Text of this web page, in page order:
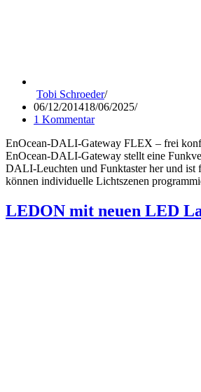
Tobi Schroeder
06/12/201418/06/2025
1 Kommentar
EnOcean-DALI-Gateway FLEX – frei
EnOcean-DALI-Gateway stellt eine
DALI-Leuchten und Funktaster her und ist
können individuelle Lichtszenen
LEDON mit neuen LED